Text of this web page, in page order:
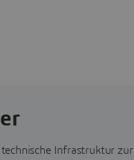
Infrastruktur zur